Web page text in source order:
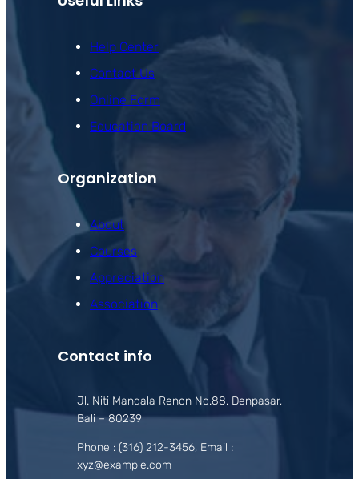
Help Center
Contact Us
Online Form
Education Board
Organization
About
Courses
Appreciation
Association
Contact info
Jl. Niti Mandala Renon No.88, Denpasar,
Bali – 80239
Phone : (316) 212-3456, Email :
xyz@example.com